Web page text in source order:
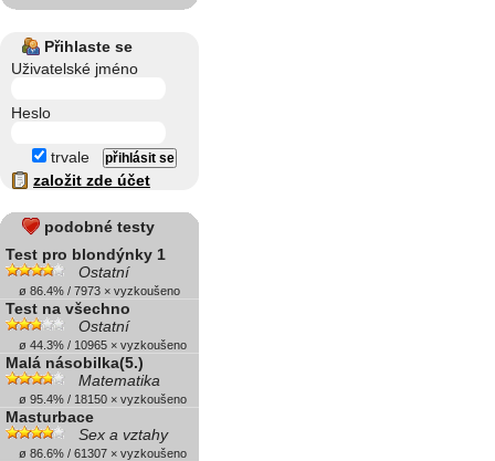
Přihlaste se
Uživatelské jméno
Heslo
trvale
založit zde účet
podobné testy
Test pro blondýnky 1
Ostatní
ø 86.4% / 7973 × vyzkoušeno
Test na všechno
Ostatní
ø 44.3% / 10965 × vyzkoušeno
Malá násobilka(5.)
Matematika
ø 95.4% / 18150 × vyzkoušeno
Masturbace
Sex a vztahy
ø 86.6% / 61307 × vyzkoušeno